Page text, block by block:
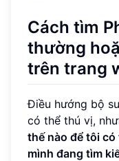
Cách tìm
thường
trên trang
Điều hướng bộ
có thể thú vị,
thế nào để tôi
mình đang tìm